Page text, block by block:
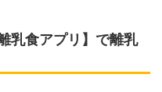
乳食アプリ】で離乳